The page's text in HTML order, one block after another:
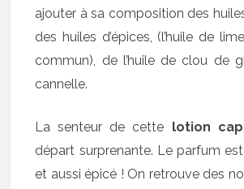
ajouter à sa composition des
des huiles d’épices, (l’huile de
commun), de l’huile de clou de
cannelle.
La senteur de cette lotion
départ surprenante. Le parfum
et aussi épicé ! On retrouve des